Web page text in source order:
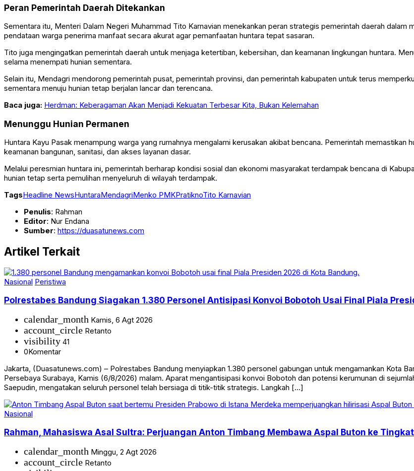
Peran Pemerintah Daerah Ditekankan
Sementara itu, Menteri Dalam Negeri Muhammad Tito Karnavian menekankan peran strategis pemerintah daerah dalam
pendataan warga penerima manfaat secara akurat agar pemanfaatan huntara tepat sasaran.
Tito juga mengingatkan pemerintah daerah untuk menjaga ketertiban, kebersihan, dan keamanan lingkungan huntara.
selama menempati hunian sementara.
Selain itu, Mendagri mendorong pemerintah pusat, pemerintah provinsi, dan pemerintah kabupaten untuk terus
sementara menuju hunian tetap berjalan lancar dan terencana.
Baca juga: Herdman: Keberagaman Akan Menjadi Kekuatan Terbesar Kita, Bukan Kelemahan
Menunggu Hunian Permanen
Huntara Kayu Pasak menampung warga yang rumahnya mengalami kerusakan akibat bencana. Pemerintah
keamanan bangunan, sanitasi, dan akses layanan dasar.
Melalui peresmian huntara ini, pemerintah berharap kondisi sosial dan ekonomi masyarakat terdampak bencana di
hunian tetap serta pemulihan menyeluruh di wilayah terdampak.
TagsHeadline NewsHuntaraMendagriMenko PMKPratiknoTito Karnavian
Penulis: Rahman
Editor: Nur Endana
Sumber: https://duasatunews.com
Artikel Terkait
Nasional Peristiwa
Polrestabes Bandung Siagakan 1.380 Personel Antisipasi Konvoi Bobotoh Usai Final Piala
calendar_month Kamis, 6 Agt 2026
account_circle Retanto
visibility 41
0Komentar
Jakarta, (Duasatunews.com) – Polrestabes Bandung menyiapkan 1.380 personel gabungan untuk mengamankan Kota
Persebaya Surabaya, Kamis (6/8/2026) malam. Aparat mengantisipasi konvoi Bobotoh dan potensi kerumunan di
Saepudin, mengatakan seluruh personel telah bersiaga di titik-titik strategis. Langkah […]
Nasional
Rahman, Mahasiswa Asal Sultra: Perjuangan Anton Timbang Membawa Aspal Buton ke
calendar_month Minggu, 2 Agt 2026
account_circle Retanto